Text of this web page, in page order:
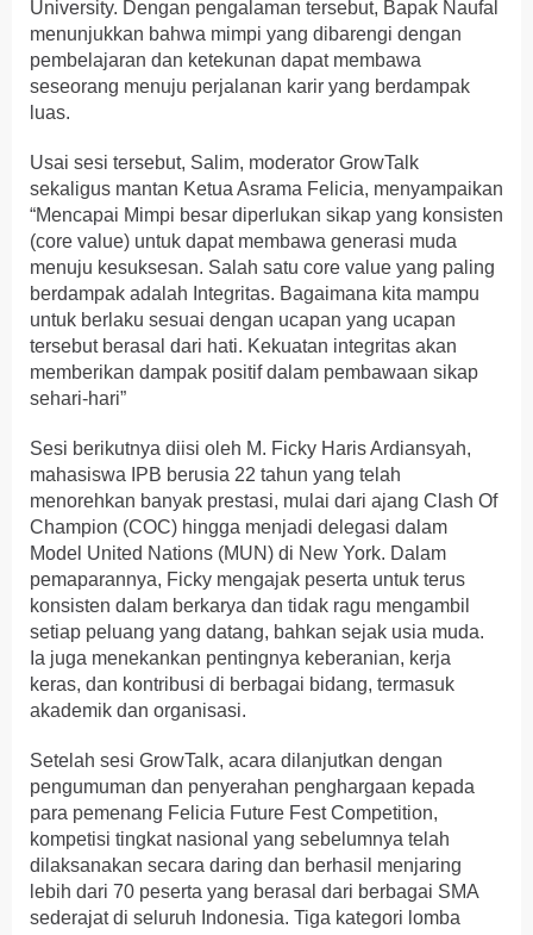
University. Dengan pengalaman tersebut, Bapak Naufal
menunjukkan bahwa mimpi yang dibarengi dengan
pembelajaran dan ketekunan dapat membawa
seseorang menuju perjalanan karir yang berdampak
luas.
Usai sesi tersebut, Salim, moderator GrowTalk
sekaligus mantan Ketua Asrama Felicia, menyampaikan
“Mencapai Mimpi besar diperlukan sikap yang konsisten
(core value) untuk dapat membawa generasi muda
menuju kesuksesan. Salah satu core value yang paling
berdampak adalah Integritas. Bagaimana kita mampu
untuk berlaku sesuai dengan ucapan yang ucapan
tersebut berasal dari hati. Kekuatan integritas akan
memberikan dampak positif dalam pembawaan sikap
sehari-hari”
Sesi berikutnya diisi oleh M. Ficky Haris Ardiansyah,
mahasiswa IPB berusia 22 tahun yang telah
menorehkan banyak prestasi, mulai dari ajang Clash Of
Champion (COC) hingga menjadi delegasi dalam
Model United Nations (MUN) di New York. Dalam
pemaparannya, Ficky mengajak peserta untuk terus
konsisten dalam berkarya dan tidak ragu mengambil
setiap peluang yang datang, bahkan sejak usia muda.
Ia juga menekankan pentingnya keberanian, kerja
keras, dan kontribusi di berbagai bidang, termasuk
akademik dan organisasi.
Setelah sesi GrowTalk, acara dilanjutkan dengan
pengumuman dan penyerahan penghargaan kepada
para pemenang Felicia Future Fest Competition,
kompetisi tingkat nasional yang sebelumnya telah
dilaksanakan secara daring dan berhasil menjaring
lebih dari 70 peserta yang berasal dari berbagai SMA
sederajat di seluruh Indonesia. Tiga kategori lomba